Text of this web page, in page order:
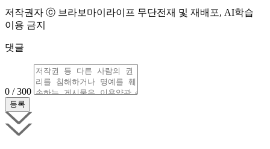
저작권자 ⓒ 브라보마이라이프 무단전재 및 재배포, AI학습
이용 금지
댓글
0 / 300